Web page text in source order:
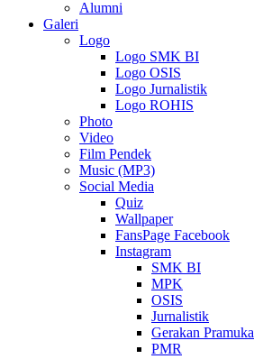
Alumni
Galeri
Logo
Logo SMK BI
Logo OSIS
Logo Jurnalistik
Logo ROHIS
Photo
Video
Film Pendek
Music (MP3)
Social Media
Quiz
Wallpaper
FansPage Facebook
Instagram
SMK BI
MPK
OSIS
Jurnalistik
Gerakan Pramuka
PMR